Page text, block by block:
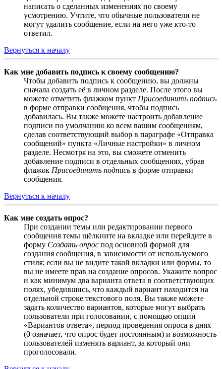
написать о сделанных изменениях по своему
усмотрению. Учтите, что обычные пользователи не
могут удалить сообщение, если на него уже кто-то
ответил.
Вернуться к началу
Как мне добавить подпись к своему сообщению?
Чтобы добавить подпись к сообщению, вы должны
сначала создать её в личном разделе. После этого вы
можете отметить флажком пункт Присоединить подпись
в форме отправки сообщения, чтобы подпись
добавилась. Вы также можете настроить добавление
подписи по умолчанию ко всем вашим сообщениям,
сделав соответствующий выбор в параграфе «Отправка
сообщений» пункта «Личные настройки» в личном
разделе. Несмотря на это, вы сможете отменить
добавление подписи в отдельных сообщениях, убрав
флажок Присоединить подпись в форме отправки
сообщения.
Вернуться к началу
Как мне создать опрос?
При создании темы или редактировании первого
сообщения темы щёлкните на вкладке или перейдите в
форму Создать опрос под основной формой для
создания сообщения, в зависимости от используемого
стиля; если вы не видите такой вкладки или формы, то
вы не имеете прав на создание опросов. Укажите вопрос
и как минимум два варианта ответа в соответствующих
полях, убедившись, что каждый вариант находится на
отдельной строке текстового поля. Вы также можете
задать количество вариантов, которые могут выбрать
пользователи при голосовании, с помощью опции
«Вариантов ответа», период проведения опроса в днях
(0 означает, что опрос будет постоянным) и возможность
пользователей изменять вариант, за который они
проголосовали.